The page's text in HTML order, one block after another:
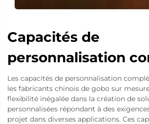
Capacités de
personnalisation
Les capacités de personnalisation
les fabricants chinois de gobo sur
flexibilité inégalée dans la création de
personnalisées répondant à des
projet dans diverses applications. Ces